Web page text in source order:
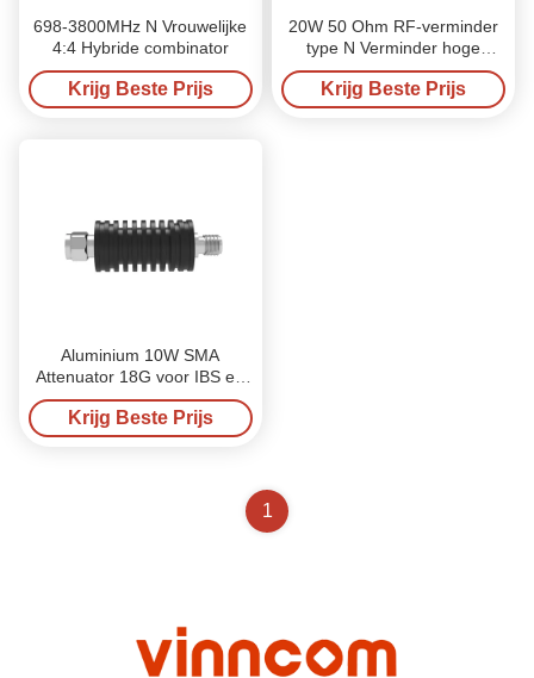
698-3800MHz N Vrouwelijke
4:4 Hybride combinator
Krijg Beste Prijs
20W 50 Ohm RF-verminder
type N Verminder hoge
frequentie
Krijg Beste Prijs
Aluminium 10W SMA
Attenuator 18G voor IBS en
DAS
Krijg Beste Prijs
1